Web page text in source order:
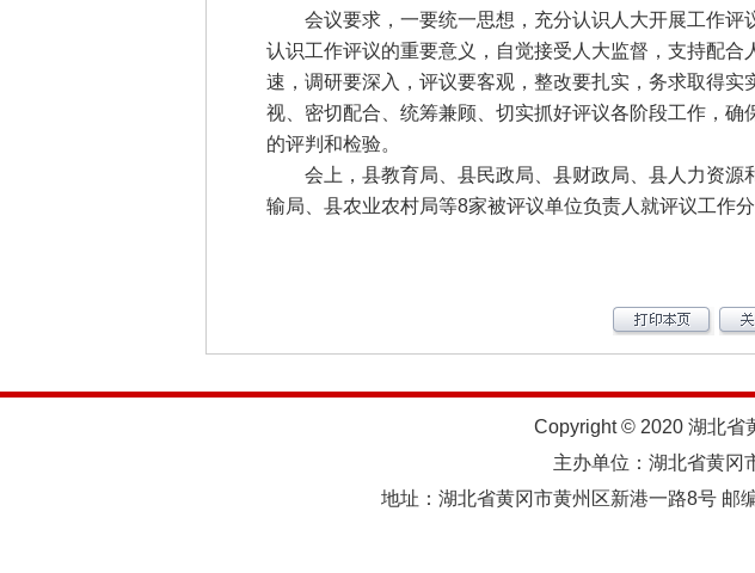
会议要求，一要统一思想，充分认识人大开展工作评
认识工作评议的重要意义，自觉接受人大监督，支持配
速，调研要深入，评议要客观，整改要扎实，务求取得
视、密切配合、统筹兼顾、切实抓好评议各阶段工作，
的评判和检验。
会上，县教育局、县民政局、县财政局、县人力资源
输局、县农业农村局等8家被评议单位负责人就评议工作分
Copyright © 2020 湖北省
主办单位：湖北省黄
地址：湖北省黄冈市黄州区新港一路8号 邮